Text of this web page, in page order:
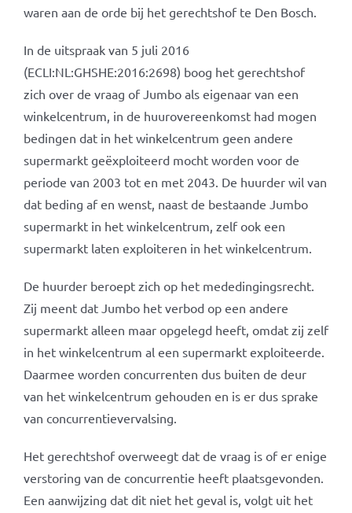
waren aan de orde bij het gerechtshof te Den Bosch.
In de uitspraak van 5 juli 2016
(ECLI:NL:GHSHE:2016:2698) boog het gerechtshof
zich over de vraag of Jumbo als eigenaar van een
winkelcentrum, in de huurovereenkomst had mogen
bedingen dat in het winkelcentrum geen andere
supermarkt geëxploiteerd mocht worden voor de
periode van 2003 tot en met 2043. De huurder wil van
dat beding af en wenst, naast de bestaande Jumbo
supermarkt in het winkelcentrum, zelf ook een
supermarkt laten exploiteren in het winkelcentrum.
De huurder beroept zich op het mededingingsrecht.
Zij meent dat Jumbo het verbod op een andere
supermarkt alleen maar opgelegd heeft, omdat zij zelf
in het winkelcentrum al een supermarkt exploiteerde.
Daarmee worden concurrenten dus buiten de deur
van het winkelcentrum gehouden en is er dus sprake
van concurrentievervalsing.
Het gerechtshof overweegt dat de vraag is of er enige
verstoring van de concurrentie heeft plaatsgevonden.
Een aanwijzing dat dit niet het geval is, volgt uit het